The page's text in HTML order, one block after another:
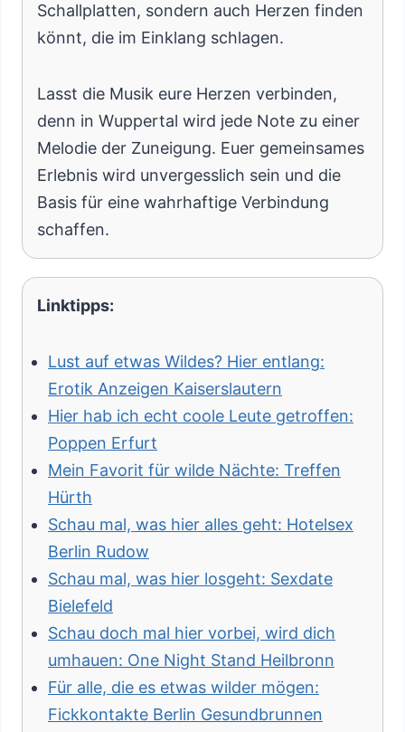
Schallplatten, sondern auch Herzen finden
könnt, die im Einklang schlagen.
Lasst die Musik eure Herzen verbinden,
denn in Wuppertal wird jede Note zu einer
Melodie der Zuneigung. Euer gemeinsames
Erlebnis wird unvergesslich sein und die
Basis für eine wahrhaftige Verbindung
schaffen.
Linktipps:
Lust auf etwas Wildes? Hier entlang:
Erotik Anzeigen Kaiserslautern
Hier hab ich echt coole Leute getroffen:
Poppen Erfurt
Mein Favorit für wilde Nächte: Treffen
Hürth
Schau mal, was hier alles geht: Hotelsex
Berlin Rudow
Schau mal, was hier losgeht: Sexdate
Bielefeld
Schau doch mal hier vorbei, wird dich
umhauen: One Night Stand Heilbronn
Für alle, die es etwas wilder mögen:
Fickkontakte Berlin Gesundbrunnen